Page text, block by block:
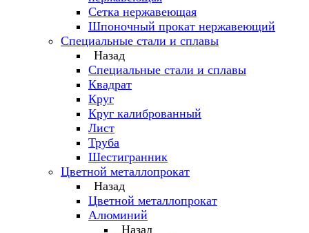
Сетка нержавеющая
Шпоночный прокат нержавеющий
Специальные стали и сплавы
Назад
Специальные стали и сплавы
Квадрат
Круг
Круг калиброванный
Лист
Труба
Шестигранник
Цветной металлопрокат
Назад
Цветной металлопрокат
Алюминий
Назад